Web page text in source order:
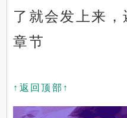
了就会发上来
章节
↑返回顶部↑